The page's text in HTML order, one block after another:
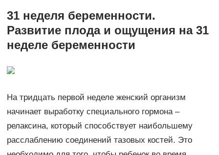
31 неделя беременности.
Развитие плода и ощущения на 31
неделе беременности
На тридцать первой неделе женский организм
начинает выработку специального гормона –
релаксина, который способствует наибольшему
расслаблению соединений тазовых костей. Это